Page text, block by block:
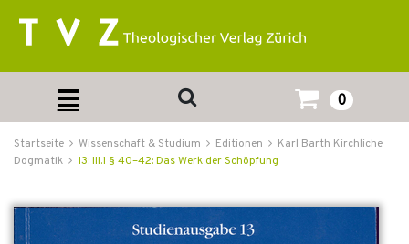
0
Startseite Wissenschaft & Studium Editionen
Karl Barth Kirchliche
Dogmatik
13: III.1 § 40–42: Das Werk der Schöpfung